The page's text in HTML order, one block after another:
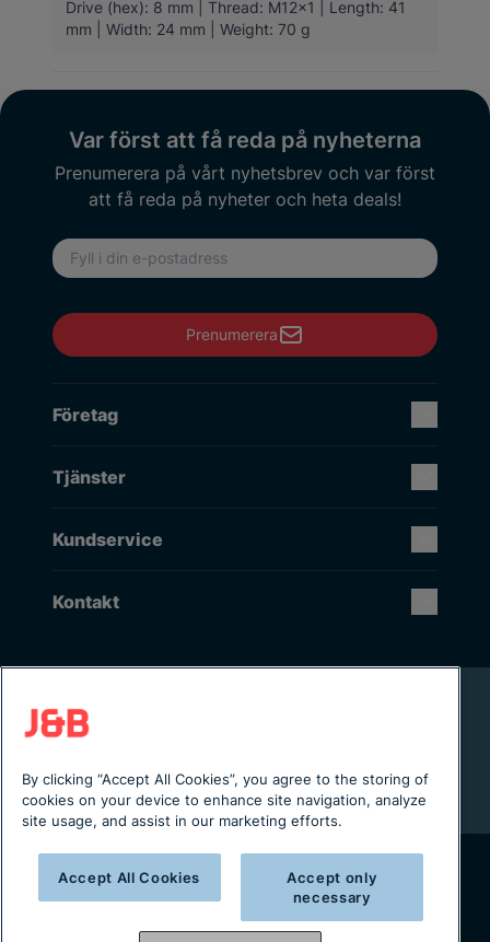
Drive (hex): 8 mm | Thread: M12x1 | Length: 41
mm | Width: 24 mm | Weight: 70 g
Var först att få reda på nyheterna
Prenumerera på vårt nyhetsbrev och var först
att få reda på nyheter och heta deals!
E-postadress
Prenumerera
Företag
Tjänster
Kundservice
Kontakt
Rikstäckande installation & service
Lager i Sverige
Från projektering till installation
Copyright © 2025 J&B Maskinteknik AB
Organisationsnummer: 556490-2996
By clicking “Accept All Cookies”, you agree to the storing of
cookies on your device to enhance site navigation, analyze
site usage, and assist in our marketing efforts.
Accept All Cookies
Accept only
necessary